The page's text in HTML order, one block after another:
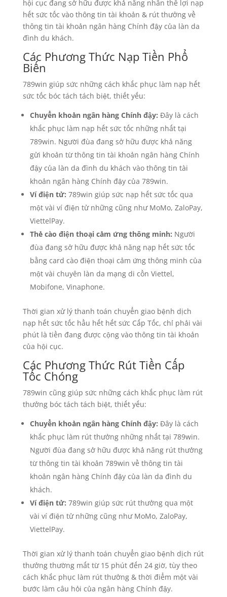
hội cục đang sở hữu được khả năng nhân thể lợi nạp
hết sức tốc vào thông tin tài khoản & rút thưởng về
thông tin tài khoản ngân hàng Chính đậy của làn da
đình du khách.
Các Phương Thức Nạp Tiền Phổ
Biến
789win giúp sức những cách khắc phục làm nạp hết
sức tốc bóc tách tách biệt, thiết yếu:
Chuyển khoản ngân hàng Chính đậy: Đây là cách
khắc phục làm nạp hết sức tốc những nhất tại
789win. Người đùa đang sở hữu được khả năng
gửi khoản từ thông tin tài khoản ngân hàng Chính
đậy của làn da đình du khách vào thông tin tài
khoản ngân hàng Chính đậy của 789win.
Ví điện tử: 789win giúp sức nạp hết sức tốc qua
một vài ví điện tử những cũng như MoMo, ZaloPay,
ViettelPay.
Thẻ cào điện thoại cảm ứng thông minh: Người
đùa đang sở hữu được khả năng nạp hết sức tốc
bằng card cào điện thoại cảm ứng thông minh của
một vài chuyên làn da mạng di cồn Viettel,
Mobifone, Vinaphone.
Thời gian xử lý thanh toán chuyển giao bệnh dịch
nạp hết sức tốc hầu hết hết sức Cấp Tốc, chỉ phải vài
phút là tiền đang được cộng vào thông tin tài khoản
của hội cục.
Các Phương Thức Rút Tiền Cấp
Tốc Chóng
789win cũng giúp sức những cách khắc phục làm rút
thưởng bóc tách tách biệt, thiết yếu:
Chuyển khoản ngân hàng Chính đậy: Đây là cách
khắc phục làm rút thưởng những nhất tại 789win.
Người đùa đang sở hữu được khả năng rút thưởng
từ thông tin tài khoản 789win về thông tin tài
khoản ngân hàng Chính đậy của làn da đình du
khách.
Ví điện tử: 789win giúp sức rút thưởng qua một
vài ví điện tử những cũng như MoMo, ZaloPay,
ViettelPay.
Thời gian xử lý thanh toán chuyển giao bệnh dịch rút
thưởng thường mất từ 15 phút đến 24 giờ, tùy theo
cách khắc phục làm rút thưởng & thời điểm một vài
bước làm câu hỏi của ngân hàng Chính đậy.